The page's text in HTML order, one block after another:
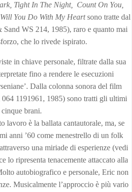
Tight In The Night, Count On You,
You Do With My Heartsono tratte dal
WS 214, 1985), raro e quanto mai
che lo rivede ispirato.
in chiave personale, filtrate dalla sua
fino a rendere le esecuzioni
Dalla colonna sonora del film
1191961, 1985) sono tratti gli ultimi
cinque brani.
lavoro è la ballata cantautorale, ma, se
anni ’60 come menestrello di un folk
una miriade di esperienze (vedi
lo ripresenta tenacemente attaccato alla
autobiografico e personale, Eric non
Musicalmente l’approccio è più vario